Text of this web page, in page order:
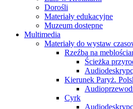
Dorośli
Materiały edukacyjne
Muzeum dostępne
Multimedia
Materiały do wystaw
Rzeźba na
Ścieżka
Kierunek Paryż.
Cyrk